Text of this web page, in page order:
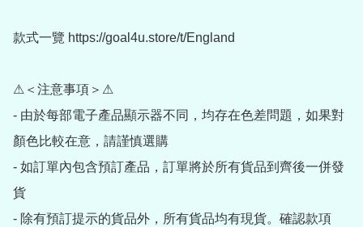
款式一覽 https://goal4u.store/t/England
⚠＜注意事項＞⚠
- 由於每部電子產品顯示器不同，均存在色差問題，如果對
顏色比較在意，請謹慎選購
- 如訂單內包含預訂產品，訂單將於所有貨品到齊後一併發
貨
- 除有預訂提示的貨品外，所有貨品均有現貨。確認款項